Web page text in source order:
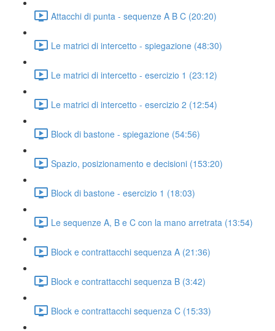
Attacchi di punta - sequenze A B C (20:20)
Le matrici di intercetto - spiegazione (48:30)
Le matrici di intercetto - esercizio 1 (23:12)
Le matrici di intercetto - esercizio 2 (12:54)
Block di bastone - spiegazione (54:56)
Spazio, posizionamento e decisioni (153:20)
Block di bastone - esercizio 1 (18:03)
Le sequenze A, B e C con la mano arretrata (13:54)
Block e contrattacchi sequenza A (21:36)
Block e contrattacchi sequenza B (3:42)
Block e contrattacchi sequenza C (15:33)